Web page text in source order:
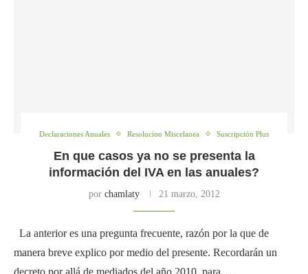
Declaraciones Anuales Resolucion Miscelanea Suscripción Plus
En que casos ya no se presenta la
información del IVA en las anuales?
por chamlaty 21 marzo, 2012
La anterior es una pregunta frecuente, razón por la que de
manera breve explico por medio del presente. Recordarán un
decreto por allá de mediados del año 2010, para …